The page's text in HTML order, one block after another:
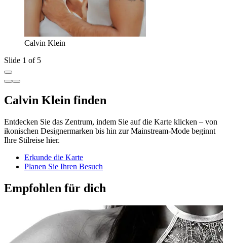
Calvin Klein
Slide 1 of 5
Calvin Klein finden
Entdecken Sie das Zentrum, indem Sie auf die Karte klicken – von
ikonischen Designermarken bis hin zur Mainstream-Mode beginnt
Ihre Stilreise hier.
Erkunde die Karte
Planen Sie Ihren Besuch
Empfohlen für dich